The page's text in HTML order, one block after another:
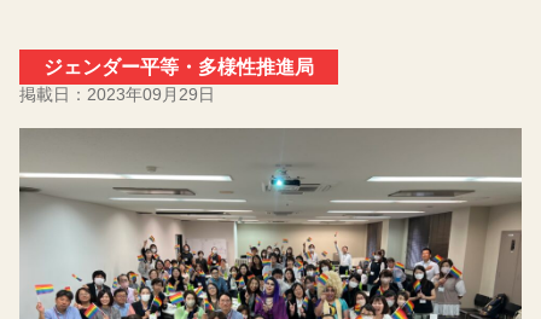
ジェンダー平等・多様性推進局
掲載日： 2023年09月29日